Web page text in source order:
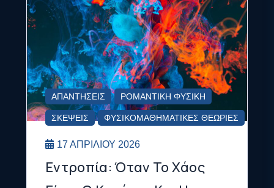
ΑΠΑΝΤΉΣΕΙΣ ΡΟΜΑΝΤΙΚΉ ΦΥΣΙΚΉ
ΣΚΈΨΕΙΣ ΦΥΣΙΚΟΜΑΘΗΜΑΤΙΚΈΣ ΘΕΩΡΊΕΣ
17 ΑΠΡΙΛΊΟΥ 2026
Εντροπία: Όταν Το Χάος